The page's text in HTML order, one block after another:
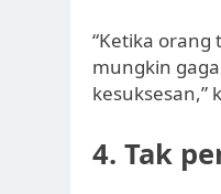
“Ketika
mungkin
kesuksesan,”
4. Tak